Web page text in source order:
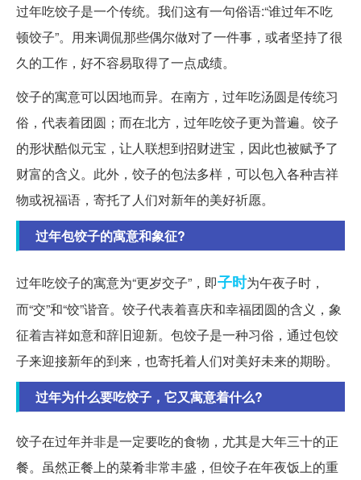
过年吃饺子是一个传统。我们这有一句俗语:“谁过年不吃
顿饺子”。用来调侃那些偶尔做对了一件事，或者坚持了很
久的工作，好不容易取得了一点成绩。
饺子的寓意可以因地而异。在南方，过年吃汤圆是传统习
俗，代表着团圆；而在北方，过年吃饺子更为普遍。饺子
的形状酷似元宝，让人联想到招财进宝，因此也被赋予了
财富的含义。此外，饺子的包法多样，可以包入各种吉祥
物或祝福语，寄托了人们对新年的美好祈愿。
过年包饺子的寓意和象征?
过年吃饺子的寓意为“更岁交子”，即子时为午夜子时，
而“交”和“饺”谐音。饺子代表着喜庆和幸福团圆的含义，象
征着吉祥如意和辞旧迎新。包饺子是一种习俗，通过包饺
子来迎接新年的到来，也寄托着人们对美好未来的期盼。
过年为什么要吃饺子，它又寓意着什么?
饺子在过年并非是一定要吃的食物，尤其是大年三十的正
餐。虽然正餐上的菜肴非常丰盛，但饺子在年夜饭上的重